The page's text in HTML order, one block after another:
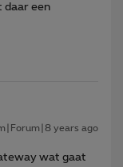
daar een
years ago
wat gaat